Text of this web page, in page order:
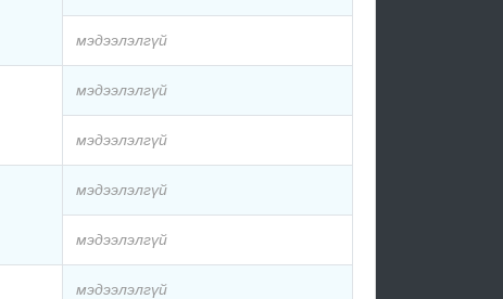
мэдээлэлгүй
мэдээлэлгүй
мэдээлэлгүй
мэдээлэлгүй
мэдээлэлгүй
мэдээлэлгүй